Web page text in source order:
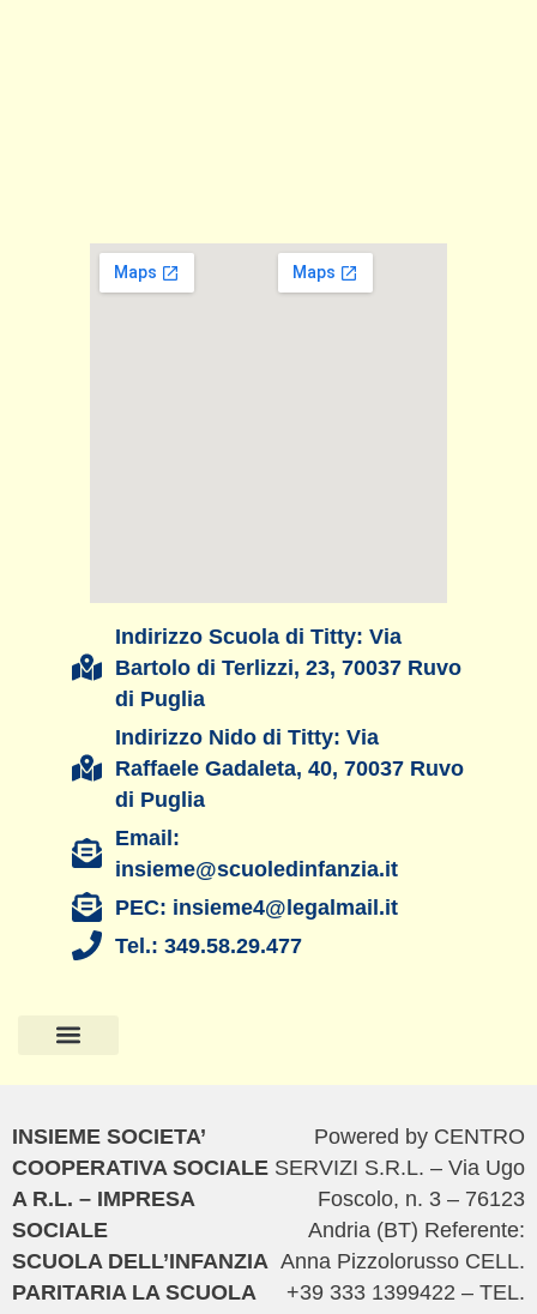
Indirizzo Scuola di Titty: Via
Bartolo di Terlizzi, 23, 70037 Ruvo
di Puglia
Indirizzo Nido di Titty: Via
Raffaele Gadaleta, 40, 70037 Ruvo
di Puglia
Email:
insieme@scuoledinfanzia.it
PEC: insieme4@legalmail.it
Tel.: 349.58.29.477
INSIEME SOCIETA’
COOPERATIVA SOCIALE
A R.L. – IMPRESA
SOCIALE
SCUOLA DELL’INFANZIA
PARITARIA LA SCUOLA
Powered by CENTRO
SERVIZI S.R.L. – Via Ugo
Foscolo, n. 3 – 76123
Andria (BT) Referente:
Anna Pizzolorusso CELL.
+39 333 1399422 – TEL.